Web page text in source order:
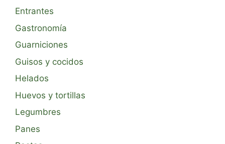
Entrantes
Gastronomía
Guarniciones
Guisos y cocidos
Helados
Huevos y tortillas
Legumbres
Panes